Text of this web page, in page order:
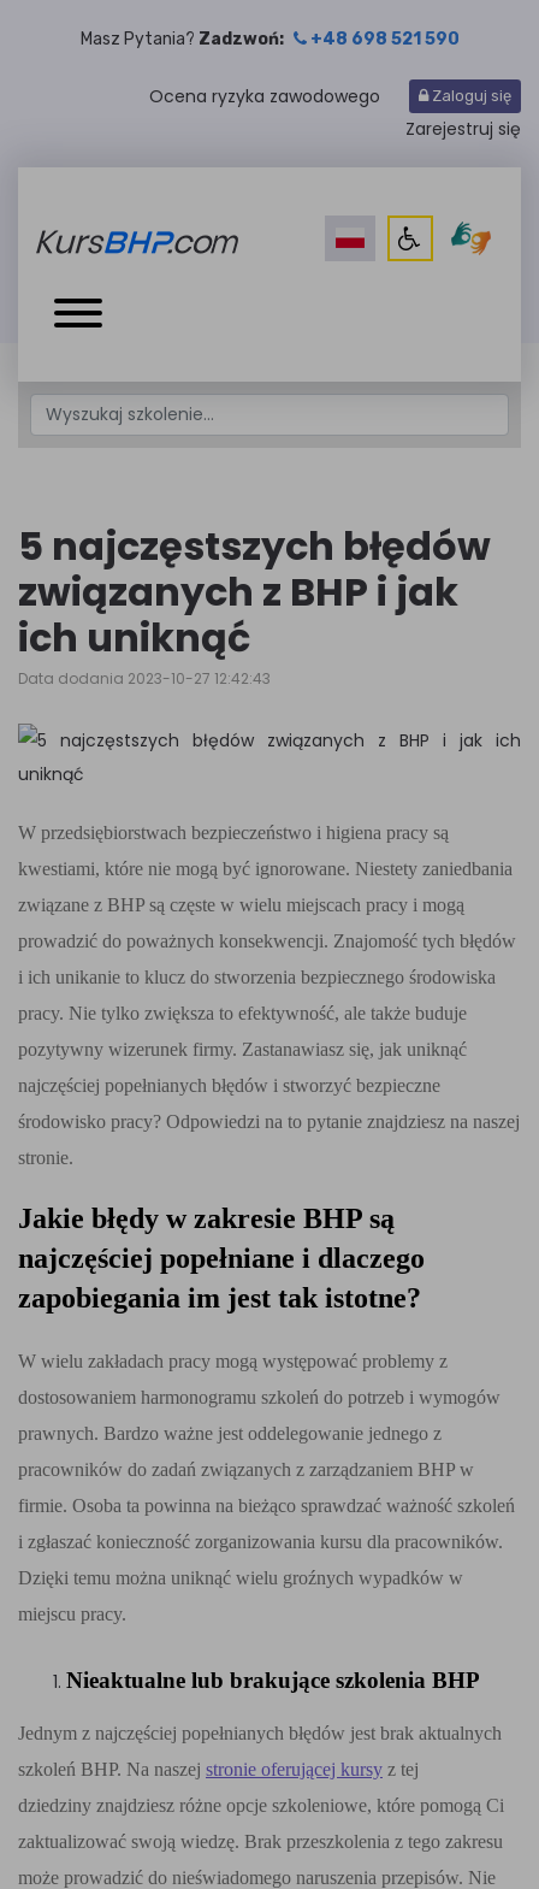
Masz Pytania? Zadzwoń: +48 698 521 590
Ocena ryzyka zawodowego Zaloguj się
Zarejestruj się
5 najczęstszych błędów
związanych z BHP i jak
ich uniknąć
Data dodania 2023-10-27 12:42:43
W przedsiębiorstwach bezpieczeństwo i higiena pracy są
kwestiami, które nie mogą być ignorowane. Niestety zaniedbania
związane z BHP są częste w wielu miejscach pracy i mogą
prowadzić do poważnych konsekwencji. Znajomość tych błędów
i ich unikanie to klucz do stworzenia bezpiecznego środowiska
pracy. Nie tylko zwiększa to efektywność, ale także buduje
pozytywny wizerunek firmy. Zastanawiasz się, jak uniknąć
najczęściej popełnianych błędów i stworzyć bezpieczne
środowisko pracy? Odpowiedzi na to pytanie znajdziesz na naszej
stronie.
Jakie błędy w zakresie BHP są
najczęściej popełniane i dlaczego
zapobiegania im jest tak istotne?
W wielu zakładach pracy mogą występować problemy z
dostosowaniem harmonogramu szkoleń do potrzeb i wymogów
prawnych. Bardzo ważne jest oddelegowanie jednego z
pracowników do zadań związanych z zarządzaniem BHP w
firmie. Osoba ta powinna na bieżąco sprawdzać ważność szkoleń
i zgłaszać konieczność zorganizowania kursu dla pracowników.
Dzięki temu można uniknąć wielu groźnych wypadków w
miejscu pracy.
Nieaktualne lub brakujące szkolenia BHP
Jednym z najczęściej popełnianych błędów jest brak aktualnych
szkoleń BHP. Na naszej stronie oferującej kursy z tej
dziedziny znajdziesz różne opcje szkoleniowe, które pomogą Ci
zaktualizować swoją wiedzę. Brak przeszkolenia z tego zakresu
może prowadzić do nieświadomego naruszenia przepisów. Nie